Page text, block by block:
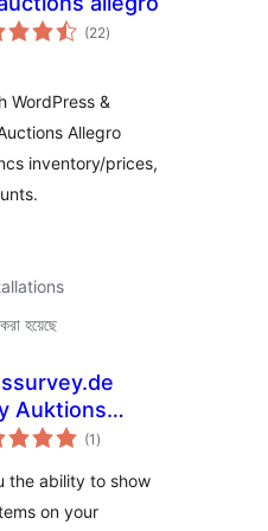
(22total
ratings
)
WordPress &
Allegro
inventory/prices,
হয়েছে
Auktions
(1 total
ratings
)
the ability to show
on your